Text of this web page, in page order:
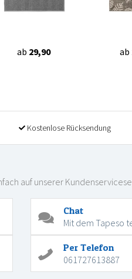
ab 29,90 ab
Kostenlose Rücksendung
auf unserer
Chat
Mit dem Tapeso
Per Telefon
061727613887